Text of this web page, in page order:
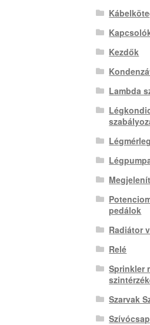
Kezdők
Lambda
Légmérleg
pedálok
Radiátor
Relé
Sprinkler
Szarvak